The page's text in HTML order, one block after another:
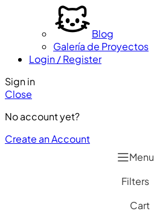
Blog
Galería de Proyectos
Login / Register
Sign in
Close
No account yet?
Create an Account
Menu
Filters
Cart